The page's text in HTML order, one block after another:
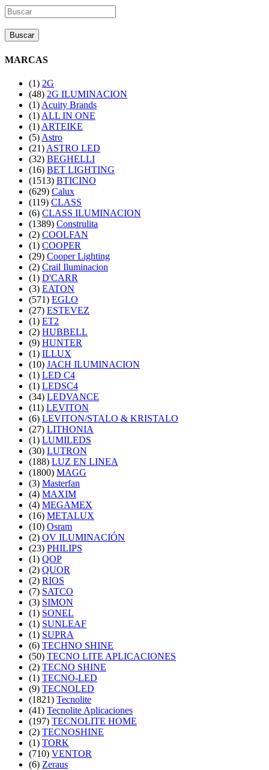
Buscar
MARCAS
(1) 2G
(48) 2G ILUMINACION
(1) Acuity Brands
(1) ALL IN ONE
(1) ARTEIKE
(5) Astro
(21) ASTRO LED
(32) BEGHELLI
(16) BET LIGHTING
(1513) BTICINO
(629) Calux
(119) CLASS
(6) CLASS ILUMINACION
(1389) Construlita
(2) COOLFAN
(1) COOPER
(29) Cooper Lighting
(2) Crail Iluminacion
(1) D'CARR
(3) EATON
(571) EGLO
(27) ESTEVEZ
(1) ET2
(2) HUBBELL
(9) HUNTER
(1) ILLUX
(10) JACH ILUMINACION
(1) LED C4
(1) LEDSC4
(34) LEDVANCE
(11) LEVITON
(6) LEVITON/STALO & KRISTALO
(27) LITHONIA
(1) LUMILEDS
(30) LUTRON
(188) LUZ EN LINEA
(1800) MAGG
(3) Masterfan
(4) MAXIM
(4) MEGAMEX
(16) METALUX
(10) Osram
(2) OV ILUMINACIÓN
(23) PHILIPS
(1) QOP
(2) QUOR
(2) RIOS
(7) SATCO
(3) SIMON
(1) SONEL
(1) SUNLEAF
(1) SUPRA
(6) TECHNO SHINE
(50) TECNO LITE APLICACIONES
(2) TECNO SHINE
(1) TECNO-LED
(9) TECNOLED
(1821) Tecnolite
(41) Tecnolite Aplicaciones
(197) TECNOLITE HOME
(2) TECNOSHINE
(1) TORK
(710) VENTOR
(6) Zeraus